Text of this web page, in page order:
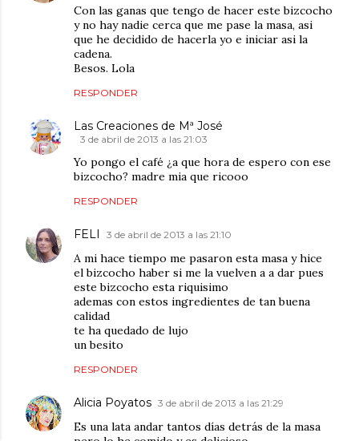
Con las ganas que tengo de hacer este bizcocho
y no hay nadie cerca que me pase la masa, asi
que he decidido de hacerla yo e iniciar asi la
cadena.
Besos. Lola
RESPONDER
Las Creaciones de Mª José
3 de abril de 2013 a las 21:03
Yo pongo el café ¿a que hora de espero con ese
bizcocho? madre mia que ricooo
RESPONDER
FELI 3 de abril de 2013 a las 21:10
A mi hace tiempo me pasaron esta masa y hice
el bizcocho haber si me la vuelven a a dar pues
este bizcocho esta riquisimo
ademas con estos ingredientes de tan buena
calidad
te ha quedado de lujo
un besito
RESPONDER
Alicia Poyatos 3 de abril de 2013 a las 21:29
Es una lata andar tantos días detrás de la masa